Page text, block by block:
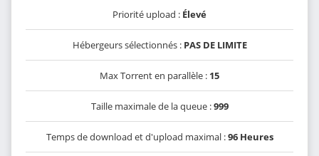
Priorité upload : Élevé
Hébergeurs sélectionnés : PAS DE LIMITE
Max Torrent en parallèle : 15
Taille maximale de la queue :999
Temps de download et d'upload maximal :96 Heures